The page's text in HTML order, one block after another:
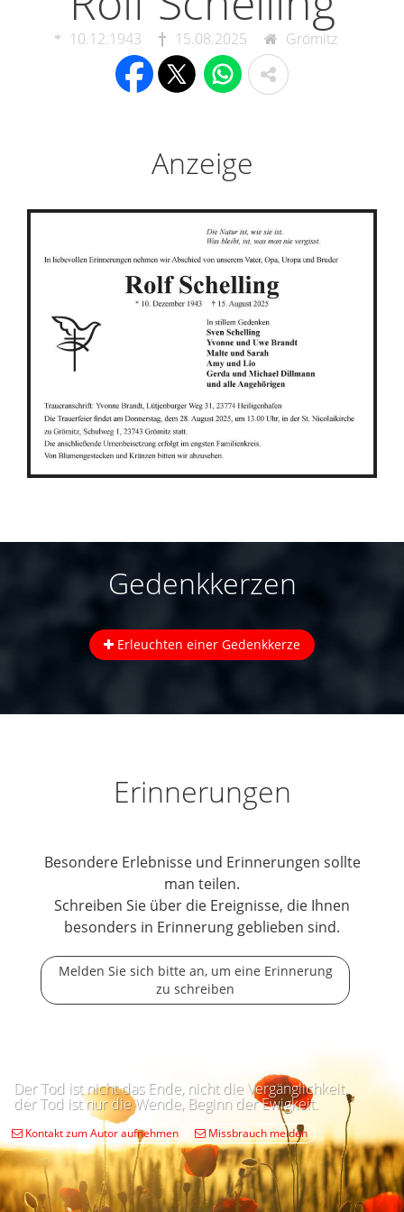
10.12.1943 15.08.2025 Grömitz
Anzeige
Gedenkkerzen
Erleuchten einer Gedenkkerze
Erinnerungen
Besondere Erlebnisse und Erinnerungen sollte
man teilen.
Schreiben Sie über die Ereignisse, die Ihnen
besonders in Erinnerung geblieben sind.
Melden Sie sich bitte an, um eine Erinnerung
zu schreiben
Der Tod ist nicht das Ende, nicht die Vergänglichkeit,
der Tod ist nur die Wende, Beginn der Ewigkeit.
Kontakt zum Autor aufnehmen Missbrauch melden